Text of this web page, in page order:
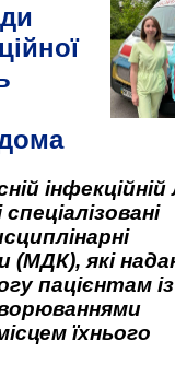
інфекційній
(МДК), які
пацієнтам із
їхнього